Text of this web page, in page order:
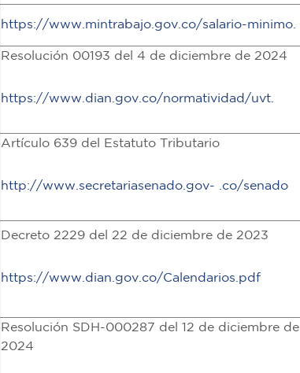
https://www.mintrabajo.gov.co/salario-minimo.
Resolución 00193 del 4 de diciembre de 2024
https://www.dian.gov.co/normatividad/uvt.
Artículo 639 del Estatuto Tributario
http://www.secretariasenado.gov- .co/senado
Decreto 2229 del 22 de diciembre de 2023
https://www.dian.gov.co/Calendarios.pdf
Resolución SDH-000287 del 12 de diciembre de
2024